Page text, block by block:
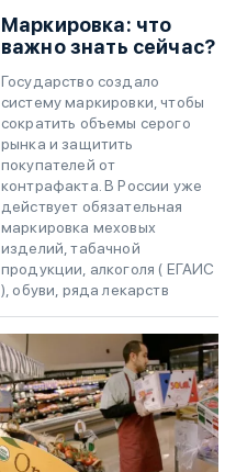
Маркировка: что
важно знать сейчас?
Государство создало
систему маркировки, чтобы
сократить объемы серого
рынка и защитить
покупателей от
контрафакта. В России уже
действует обязательная
маркировка меховых
изделий, табачной
продукции, алкоголя ( ЕГАИС
), обуви, ряда лекарств